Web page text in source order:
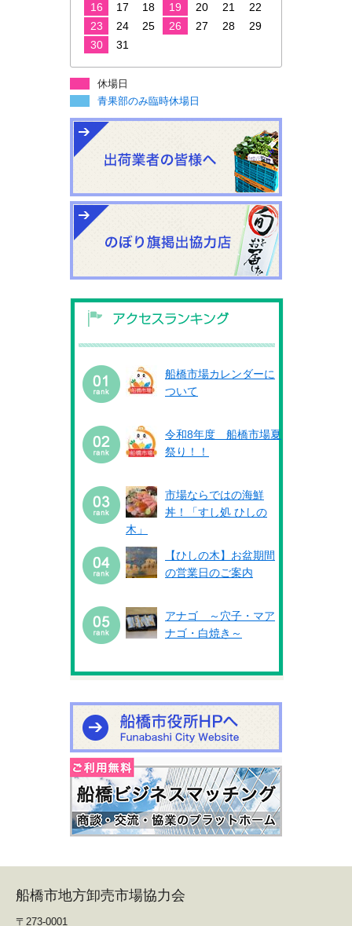
16
17 18 19 20 21
22
23
24 25 26 27 28
29
30
31
休場日
青果部のみ臨時休場日
船橋市場カレンダーに
ついて
令和8年度 船橋市場夏
祭り！！
市場ならではの海鮮
丼！「すし処 ひしの
木」
【ひしの木】お盆期間
の営業日のご案内
アナゴ ～穴子・マア
ナゴ・白焼き～
船橋市地方卸売市場協力会
〒273-0001